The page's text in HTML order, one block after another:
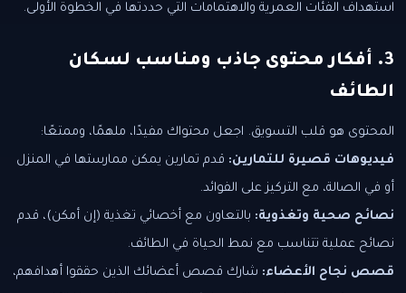
استهداف الفئات العمرية والاهتمامات التي حددتها في الخطوة الأولى.
3. أفكار محتوى جاذب ومناسب لسكان
الطائف
المحتوى هو قلب التسويق. اجعل محتواك مفيدًا، ملهمًا، وممتعًا:
فيديوهات قصيرة للتمارين: قدم تمارين يمكن ممارستها في المنزل
أو في الصالة، مع التركيز على الفوائد.
نصائح صحية وتغذوية: بالتعاون مع أخصائي تغذية (إن أمكن)، قدم
نصائح عملية تتناسب مع نمط الحياة في الطائف.
قصص نجاح الأعضاء: شارك قصص أعضائك الذين حققوا أهدافهم،